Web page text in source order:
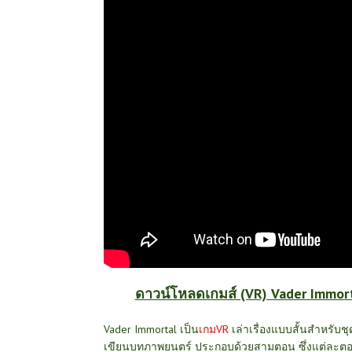
ดาวน์โหลดเกมส์ (VR) Vader
Vader Immortal เป็นเกมVR เล่าเรื่องแบบสั้นสำหรับชุ
เขียนบทภาพยนตร์ ประกอบด้วยสามตอน ซึ่งแต่ละตอ